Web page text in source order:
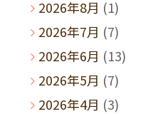
2026年8月 (1)
2026年7月 (7)
2026年6月 (13)
2026年5月 (7)
2026年4月 (3)